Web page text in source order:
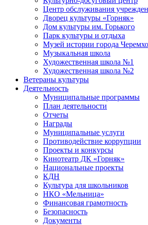
Центр обслуживания
Дворец культуры «Горняк»
Дом культуры им. Горького
Парк культуры и отдыха
Музей истории города
Музыкальная школа
Художественная школа №1
Художественная школа №2
Ветераны культуры
Деятельность
Муниципальные программы
План деятельности
Отчеты
Награды
Муниципальные услуги
Противодействие коррупции
Проекты и конкурсы
Кинотеатр ДК «Горняк»
Национальные проекты
КДН
Культура для школьников
НКО «Мельница»
Финансовая грамотность
Безопасность
Документы